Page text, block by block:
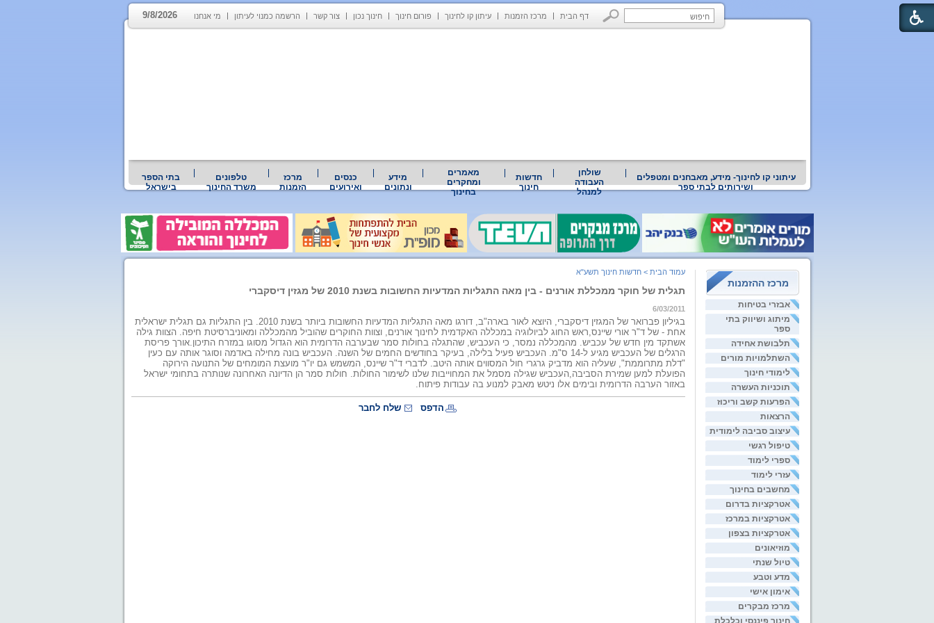
דף הבית מרכז הזמנות עיתון קו לחינוך פורום חינוך חינוך נכון צור קשר הרשמה כמנוי לעיתון מי אנחנו 9/8/2026
עיתוני קו לחינוך- מידע, מאבחנים ומטפלים
ושירותים לבתי ספר
שולחן
העבודה
למנהל
חדשות
חינוך
מאמרים
ומחקרים
בחינוך
מידע
ונתונים
כנסים
ואירועים
מרכז
הזמנות
טלפונים
משרד החינוך
בתי הספר
בישראל
מרכז ההזמנות
אבזרי בטיחות
מיתוג ושיווק בתי
ספר
תלבושת אחידה
השתלמויות מורים
לימודי חינוך
תוכניות העשרה
הפרעות קשב וריכוז
הרצאות
עיצוב סביבה לימודית
טיפול רגשי
ספרי לימוד
עזרי לימוד
מחשבים בחינוך
אטרקציות בדרום
אטרקציות במרכז
אטרקציות בצפון
מוזיאונים
טיול שנתי
מדע וטבע
אימון אישי
מרכז מבקרים
חינוך פיננסי וכלכלת
עמוד הבית > חדשות חינוך תשע"א
תגלית של חוקר ממכללת אורנים - בין מאה התגליות המדעיות החשובות בשנת 2010 של מגזין דיסקברי
6/03/2011
בגיליון פברואר של המגזין דיסקברי, היוצא לאור בארה"ב, דורגו מאה התגליות המדעיות החשובות ביותר בשנת 2010. בין התגליות גם תגלית ישראלית
אחת - של ד"ר אורי שיינס,ראש החוג לביולוגיה במכללה האקדמית לחינוך אורנים, וצוות החוקרים שהוביל מהמכללה ומאוניברסיטת חיפה. הצוות גילה
אשתקד מין חדש של עכביש. מהמכללה נמסר, כי העכביש, שהתגלה בחולות סמר שבערבה הדרומית הוא הגדול מסוגו במזרח התיכון.אורך פריסת
הרגלים של העכביש מגיע ל-14 ס"מ. העכביש פעיל בלילה, בעיקר בחודשים החמים של השנה. העכביש בונה מחילה באדמה וסוגר אותה עם כעין
"דלת מתרוממת", שעליה הוא מדביק גרגרי חול המסווים אותה היטב. לדברי ד"ר שיינס, המשמש גם יו"ר מועצת המומחים של התנועה הירוקה
הפועלת למען שמירת הסביבה,העכביש שגילה מסמל את המחוייבות שלנו לשימור החולות. חולות סמר הן הדיונה האחרונה שנותרה בתחומי ישראל
באזור הערבה הדרומית ובימים אלו ניטש מאבק למנוע בה עבודות פיתוח.
הדפס שלח לחבר